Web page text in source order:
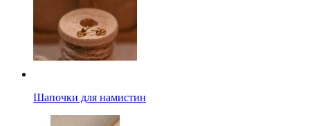
Шапочки для намистин